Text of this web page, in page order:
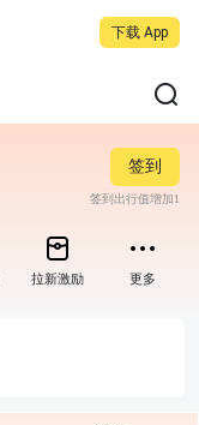
下载 App
签到
签到出行值增加1
拉新激励 更多